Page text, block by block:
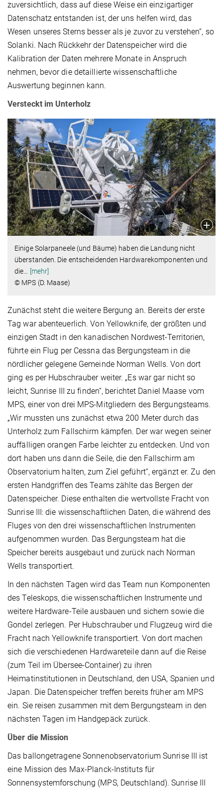
zuversichtlich, dass auf diese Weise ein einzigartiger
Datenschatz entstanden ist, der uns helfen wird, das
Wesen unseres Sterns besser als je zuvor zu verstehen“, so
Solanki. Nach Rückkehr der Datenspeicher wird die
Kalibration der Daten mehrere Monate in Anspruch
nehmen, bevor die detaillierte wissenschaftliche
Auswertung beginnen kann.
Versteckt im Unterholz
Einige Solarpaneele (und Bäume) haben die Landung nicht
überstanden. Die entscheidenden Hardwarekomponenten und
die… [mehr]
© MPS (D. Maase)
Zunächst steht die weitere Bergung an. Bereits der erste
Tag war abenteuerlich. Von Yellowknife, der größten und
einzigen Stadt in den kanadischen Nordwest-Territorien,
führte ein Flug per Cessna das Bergungsteam in die
nördlicher gelegene Gemeinde Norman Wells. Von dort
ging es per Hubschrauber weiter. „Es war gar nicht so
leicht, Sunrise III zu finden“, berichtet Daniel Maase vom
MPS, einer von drei MPS-Mitgliedern des Bergungsteams.
„Wir mussten uns zunächst etwa 200 Meter durch das
Unterholz zum Fallschirm kämpfen. Der war wegen seiner
auffälligen orangen Farbe leichter zu entdecken. Und von
dort haben uns dann die Seile, die den Fallschirm am
Observatorium halten, zum Ziel geführt“, ergänzt er. Zu den
ersten Handgriffen des Teams zählte das Bergen der
Datenspeicher. Diese enthalten die wertvollste Fracht von
Sunrise III: die wissenschaftlichen Daten, die während des
Fluges von den drei wissenschaftlichen Instrumenten
aufgenommen wurden. Das Bergungsteam hat die
Speicher bereits ausgebaut und zurück nach Norman
Wells transportiert.
In den nächsten Tagen wird das Team nun Komponenten
des Teleskops, die wissenschaftlichen Instrumente und
weitere Hardware-Teile ausbauen und sichern sowie die
Gondel zerlegen. Per Hubschrauber und Flugzeug wird die
Fracht nach Yellowknife transportiert. Von dort machen
sich die verschiedenen Hardwareteile dann auf die Reise
(zum Teil im Übersee-Container) zu ihren
Heimatinstitutionen in Deutschland, den USA, Spanien und
Japan. Die Datenspeicher treffen bereits früher am MPS
ein. Sie reisen zusammen mit dem Bergungsteam in den
nächsten Tagen im Handgepäck zurück.
Über die Mission
Das ballongetragene Sonnenobservatorium Sunrise III ist
eine Mission des Max-Planck-Instituts für
Sonnensystemforschung (MPS, Deutschland). Sunrise III